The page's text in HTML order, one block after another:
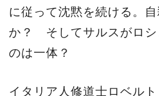
に従って沈黙を続ける。
か？ そしてサルスがロシ
のは一体？
イタリア人修道士ロベル